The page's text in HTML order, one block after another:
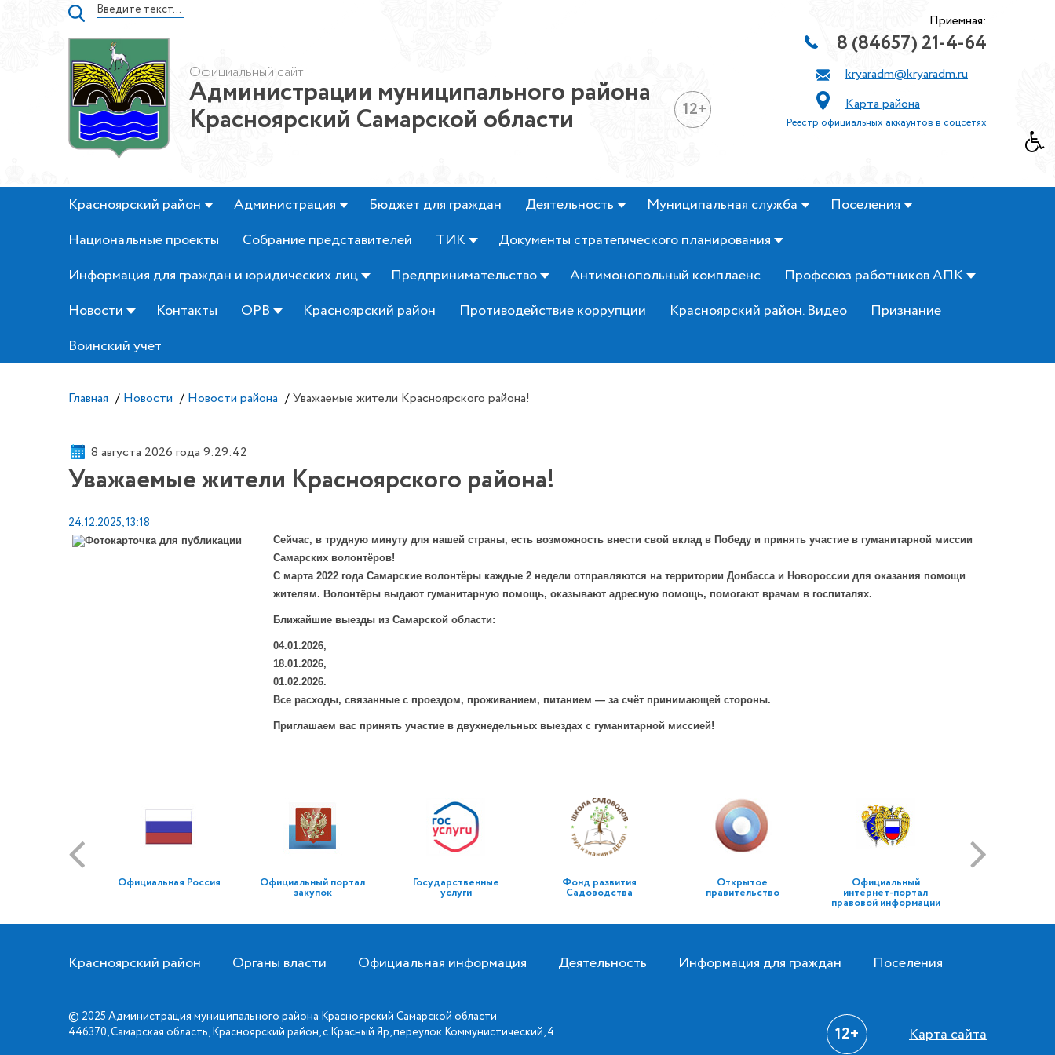
Официальный сайт
Администрации муниципального района
Красноярский Самарской области 12+
Приемная:
8 (84657) 21-4-64
kryaradm@kryaradm.ru
Карта района
Реестр официальных аккаунтов в соцсетях
Красноярский район Администрация Бюджет для граждан Деятельность Муниципальная служба
Поселения
Национальные проекты
Собрание представителей ТИК
Документы стратегического планирования
Информация для граждан и юридических лиц
Предпринимательство Антимонопольный комплаенс
Профсоюз работников АПК
Новости
Контакты ОРВ Красноярский район Противодействие коррупции Красноярский район. Видео
Признание
Воинский учет
Главная / Новости / Новости района / Уважаемые жители Красноярского района!
8 августа 2026 года 9:29:43
Уважаемые жители Красноярского района!
24.12.2025, 13:18
Сейчас, в трудную минуту для нашей страны, есть возможность внести свой вклад в Победу и принять участие в гуманитарной миссии
Самарских волонтёров!
С марта 2022 года Самарские волонтёры каждые 2 недели отправляются на территории Донбасса и Новороссии для оказания помощи
жителям. Волонтёры выдают гуманитарную помощь, оказывают адресную помощь, помогают врачам в госпиталях.
Ближайшие выезды из Самарской области:
04.01.2026,
18.01.2026,
01.02.2026.
Все расходы, связанные с проездом, проживанием, питанием — за счёт принимающей стороны.
Приглашаем вас принять участие в двухнедельных выездах с гуманитарной миссией!
Официальная Россия Официальный портал
закупок
Государственные
услуги
Фонд развития
Садоводства
Открытое
правительство
Официальный
интернет-портал
правовой информации
Красноярский район Органы власти Официальная информация Деятельность Информация для граждан Поселения
© 2025 Администрация муниципального района Красноярский Самарской области
446370, Самарская область, Красноярский район, с.Красный Яр, переулок Коммунистический, 4
12+ Карта сайта